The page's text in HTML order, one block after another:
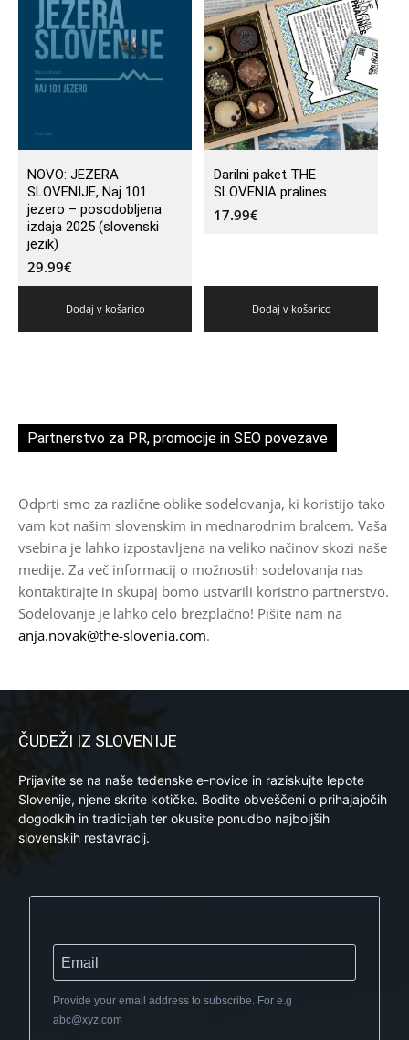
NOVO: JEZERA
SLOVENIJE, Naj 101
jezero – posodobljena
izdaja 2025 (slovenski
jezik)
29.99€
Dodaj v košarico
Darilni paket THE
SLOVENIA pralines
17.99€
Dodaj v košarico
Partnerstvo za PR, promocije in SEO povezave
Odprti smo za različne oblike sodelovanja, ki koristijo tako
vam kot našim slovenskim in mednarodnim bralcem. Vaša
vsebina je lahko izpostavljena na veliko načinov skozi naše
medije. Za več informacij o možnostih sodelovanja nas
kontaktirajte in skupaj bomo ustvarili koristno partnerstvo.
Sodelovanje je lahko celo brezplačno! Pišite nam na
anja.novak@the-slovenia.com.
ČUDEŽI IZ SLOVENIJE
Prijavite se na naše tedenske e-novice in raziskujte lepote
Slovenije, njene skrite kotičke. Bodite obveščeni o prihajajočih
dogodkih in tradicijah ter okusite ponudbo najboljših
slovenskih restavracij.
Provide your email address to subscribe. For e.g
abc@xyz.com